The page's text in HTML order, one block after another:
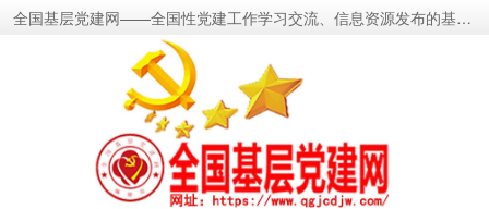
全国基层党建网——全国性党建工作学习交流、信息资源发布的基层党建新闻门户网
密切党群关系
传递党的声音